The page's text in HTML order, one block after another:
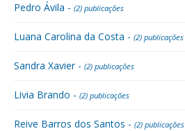
Pedro Ávila - (2) publicações
Luana Carolina da Costa - (2) publicações
Sandra Xavier - (2) publicações
Livia Brando - (2) publicações
Reive Barros dos Santos - (2) publicações